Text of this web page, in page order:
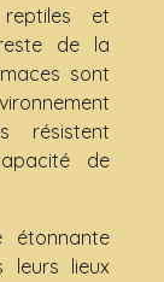
et
de la
sont
résistent
de
étonnante
leurs lieux